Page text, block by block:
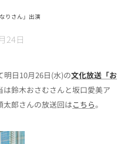
りさん」出演
24日
日10月26日(水)の文化放送「お
は鈴木おさむさんと坂口愛美ア
太郎さんの放送回はこちら。